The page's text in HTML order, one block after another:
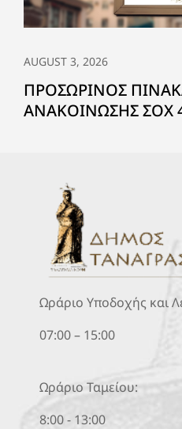
AUGUST 3, 2026
ΠΡΟΣΩΡΙΝΟΣ
ΑΝΑΚΟΙΝΩΣΗΣ ΣΟΧ
Ωράριο Υποδοχής και
07:00 – 15:00
Ωράριο Ταμείου:
8:00 - 13:00